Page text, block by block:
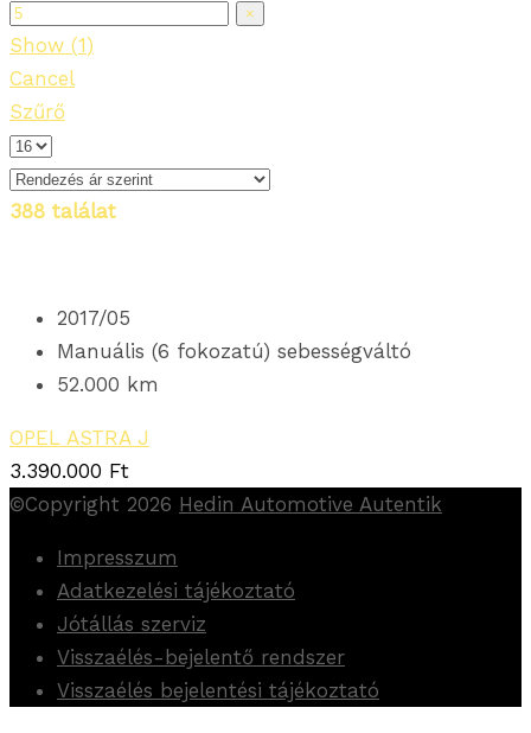
×
Show (1)
Cancel
Szűrő
388 találat
2017/05
Manuális (6 fokozatú) sebességváltó
52.000 km
OPEL ASTRA J
3.390.000 Ft
©Copyright 2026 Hedin Automotive Autentik
Impresszum
Adatkezelési tájékoztató
Jótállás szerviz
Visszaélés-bejelentő rendszer
Visszaélés bejelentési tájékoztató